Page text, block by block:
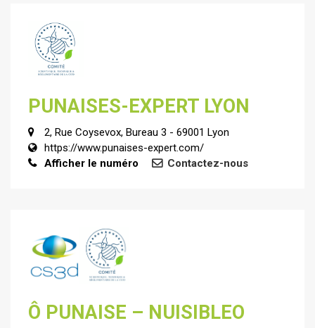
PUNAISES-EXPERT LYON
2, Rue Coysevox, Bureau 3 - 69001 Lyon
https://www.punaises-expert.com/
Afficher le numéro
Contactez-nous
Ô PUNAISE – NUISIBLEO